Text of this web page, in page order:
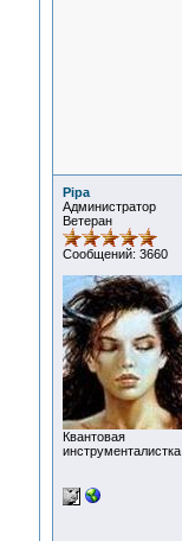
Pipa
Администратор
Ветеран
Сообщений: 3660
Квантовая
инструменталистка